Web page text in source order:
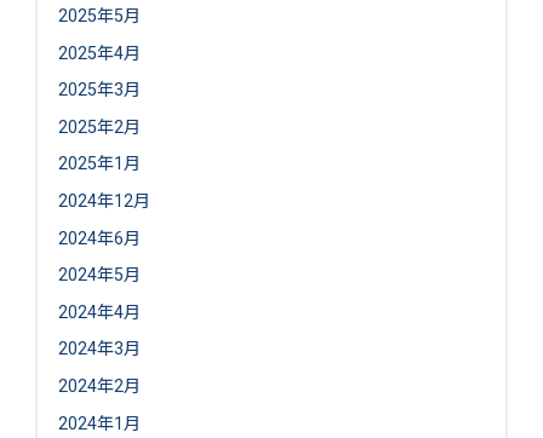
2025年5月
2025年4月
2025年3月
2025年2月
2025年1月
2024年12月
2024年6月
2024年5月
2024年4月
2024年3月
2024年2月
2024年1月